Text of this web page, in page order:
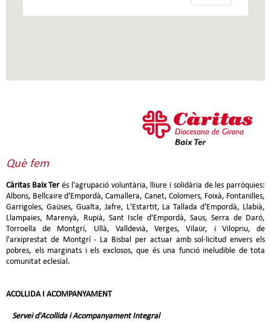
Què fem
Càritas Baix Terés l'agrupació voluntària, lliure i solidària de les parròquies:
Albons, Bellcaire d'Empordà, Camallera, Canet, Colomers, Foixà, Fontanilles,
Garrigoles, Gaüses, Gualta, Jafre, L'Estartit, La Tallada d'Empordà, Llabià,
Llampaies, Marenyà, Rupià, Sant Iscle d'Empordà, Saus, Serra de Daró,
Torroella de Montgrí, Ullà, Valldevià, Verges, Vilaür, i Vilopriu, de
l'arxiprestat de Montgrí - La Bisbal per actuar amb sol·licitud envers els
pobres, els marginats i els exclosos, que és una funció ineludible de tota
comunitat eclesial.
ACOLLIDA I ACOMPANYAMENT
Servei d'Acollida i Acompanyament Integral